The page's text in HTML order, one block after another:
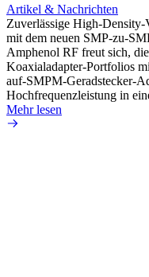
Artikel & Nachrichten
Zuverlässige High-Density-
mit dem neuen SMP-zu-
Amphenol RF freut sich,
Koaxialadapter-Portfolios
auf-SMPM-Geradstecker-
Hochfrequenzleistung in
Mehr lesen